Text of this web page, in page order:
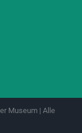
Museum | Alle